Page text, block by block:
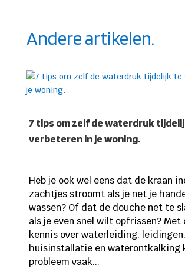
Andere artikelen.
7 tips om zelf de waterdruk
verbeteren in je woning.
Heb je ook wel eens dat de kraan
zachtjes stroomt als je net je
wassen? Of dat de douche net te
als je even snel wilt opfrissen? Met
kennis over waterleiding, leidingen,
huisinstallatie en waterontkalking
probleem vaak...